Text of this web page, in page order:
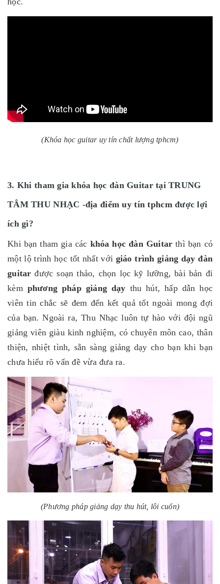
(Khóa học guitar uy tín chất lượng tphcm)
3. Khi tham gia khóa học đàn Guitar tại TRUNG
TÂM THU NHẠC -địa điểm uy tín tphcmđược lợi
ích gì?
Khi bạn tham gia các khóa học đàn Guitar thì bạn có
một lộ trình học tốt nhất với giáo trình giảng dạy đàn
guitar được soạn thảo, chọn lọc kỹ lưỡng, bài bản đi
kèm phương pháp giảng dạy thu hút, hấp dẫn học
viên tin chắc sẽ đem đến kết quả tốt ngoài mong đợi
của bạn. Ngoài ra, Thu Nhạc luôn tự hào với đội ngũ
giảng viên giàu kinh nghiệm, có chuyên môn cao, thân
thiện, nhiệt tình, sẵn sàng giảng dạy cho bạn khi bạn
chưa hiểu rõ vấn đề vừa đưa ra.
(Phương pháp giảng dạy thu hút, lôi cuốn)